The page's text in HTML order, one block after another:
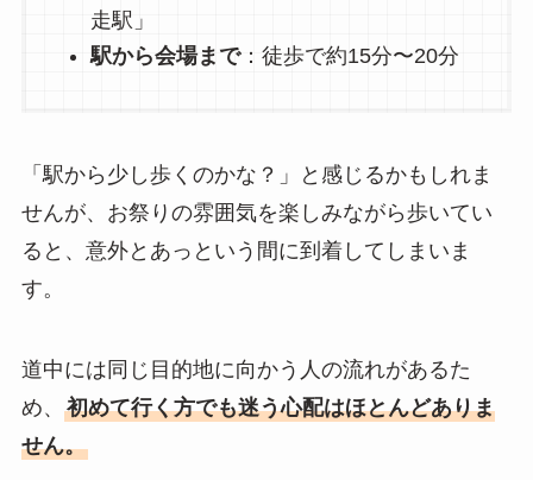
走駅」
駅から会場まで：徒歩で約15分〜20分
「駅から少し歩くのかな？」と感じるかもしれま
せんが、お祭りの雰囲気を楽しみながら歩いてい
ると、意外とあっという間に到着してしまいま
す。
道中には同じ目的地に向かう人の流れがあるた
め、 初めて行く方でも迷う心配はほとんどありま
せん。